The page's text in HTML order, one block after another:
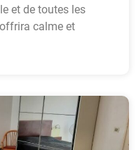
et de toutes les
calme et